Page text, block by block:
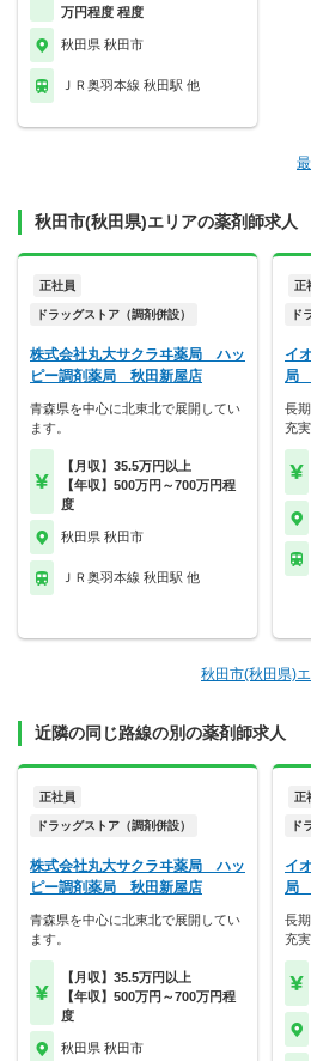
万円程度 程度
秋田県 秋田市
ＪＲ奥羽本線 秋田駅 他
秋田市(秋田県)エリアの薬剤師求人
正社員
ドラッグストア（調剤併設）
株式会社丸大サクラヰ薬局 ハッ
ピー調剤薬局 秋田新屋店
青森県を中心に北東北で展開してい
ます。
【月収】35.5万円以上
【年収】500万円～700万円程
度
秋田県 秋田市
ＪＲ奥羽本線 秋田駅 他
正
ド
イ
局
長
充
秋田市(秋田県)
近隣の同じ路線の別の薬剤師求人
正社員
ドラッグストア（調剤併設）
株式会社丸大サクラヰ薬局 ハッ
ピー調剤薬局 秋田新屋店
青森県を中心に北東北で展開してい
ます。
【月収】35.5万円以上
【年収】500万円～700万円程
度
秋田県 秋田市
正
ド
イ
局
長
充